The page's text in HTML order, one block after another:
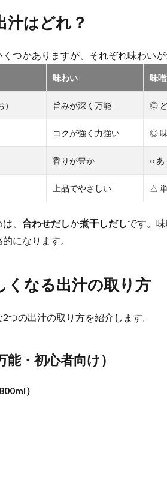
汁はどれ？
つかありますが、それぞれ味わいが
味わい 味
旨みが深く万能 ◎
コクが強く力強い ◎
香りが豊か ○ あ
上品でやさしい △
、 合わせだしか煮干しだしです。
になります。
くなる出汁の取り方
つの出汁の取り方を紹介します。
・初心者向け）
）